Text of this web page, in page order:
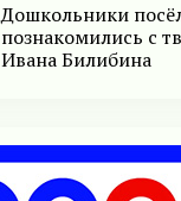
Дошкольники
познакомились с
Ивана Билибина